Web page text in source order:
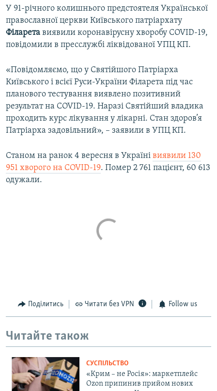
Усі сайти RFE/RL
У 91-річного колишнього предстоятеля Української
православної церкви Київського патріархату
Філарета виявили коронавірусну хворобу COVID-19,
повідомили в пресслужбі ліквідованої УПЦ КП.
«Повідомляємо, що у Святійшого Патріарха
Київського і всієї Руси-України Філарета під час
планового тестування виявлено позитивний
результат на COVID-19. Наразі Святійший владика
проходить курс лікування у лікарні. Стан здоров’я
Патріарха задовільний», – заявили в УПЦ КП.
Станом на ранок 4 вересня в Україні виявили 130
951 хворого на COVID-19. Помер 2 761 пацієнт, 60 613
одужали.
Поділитись Читати без VPN Follow us
Читайте також
СУСПІЛЬСТВО
«Крим – не Росія»: маркетплейс
Ozon припинив прийом нових